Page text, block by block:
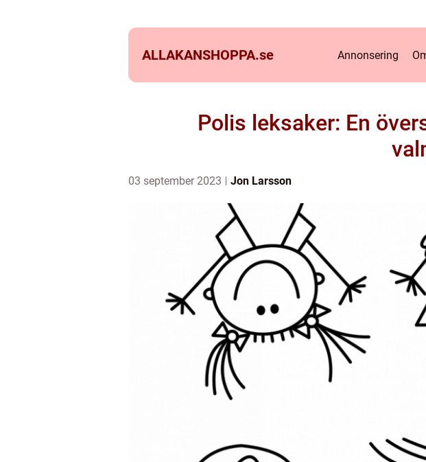
ALLAKANSHOPPA.se Annonsering
Polis leksaker: En
03 september 2023 Jon Larsson